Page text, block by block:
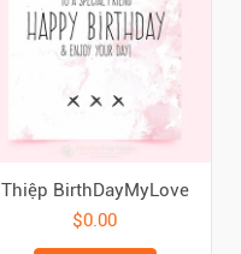
Thiệp BirthDayMyLove
$0.00